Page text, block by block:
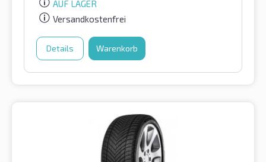
AUF LAGER
Versandkostenfrei
Details Warenkorb